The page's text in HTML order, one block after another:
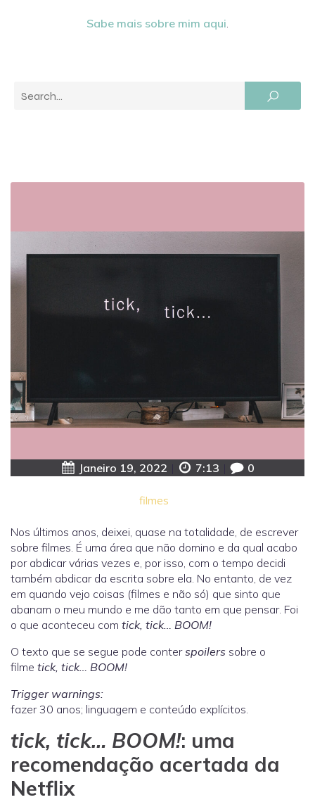
Sabe mais sobre mim aqui.
Janeiro 19, 2022 7:13 0
filmes
Nos últimos anos, deixei, quase na totalidade, de escrever
sobre filmes. É uma área que não domino e da qual acabo
por abdicar várias vezes e, por isso, com o tempo decidi
também abdicar da escrita sobre ela. No entanto, de vez
em quando vejo coisas (filmes e não só) que sinto que
abanam o meu mundo e me dão tanto em que pensar. Foi
o que aconteceu com tick, tick… BOOM!
O texto que se segue pode conterspoilers sobre o
filme tick, tick… BOOM!
Trigger warnings:
fazer 30 anos; linguagem e conteúdo explícitos.
tick, tick… BOOM!: uma
recomendação acertada da
Netflix